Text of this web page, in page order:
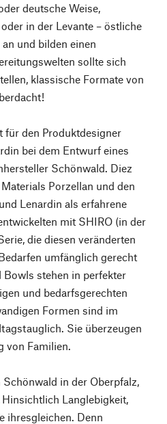
deutsche Weise,
in der Levante – östliche
und bilden einen
sollte sich
klassische Formate von
für den Produktdesigner
bei dem Entwurf eines
Schönwald. Diez
Porzellan und den
Lenardin als erfahrene
mit SHIRO (in der
die diesen veränderten
umfänglich gerecht
Bowls stehen in perfekter
und bedarfsgerechten
Formen sind im
Sie überzeugen
von Familien.
in der Oberpfalz,
Langlebigkeit,
ihresgleichen. Denn